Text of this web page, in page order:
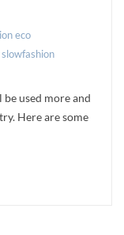
eco
slowfashion
used more and
Here are some